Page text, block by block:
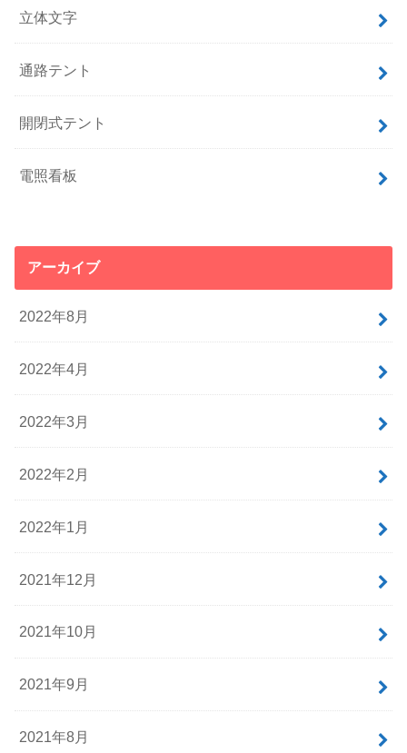
立体文字
通路テント
開閉式テント
電照看板
アーカイブ
2022年8月
2022年4月
2022年3月
2022年2月
2022年1月
2021年12月
2021年10月
2021年9月
2021年8月